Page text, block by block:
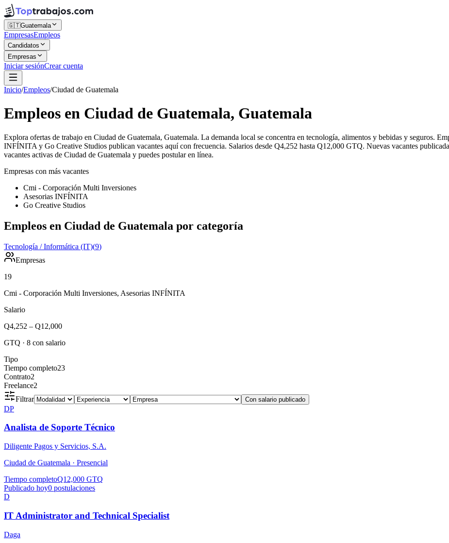
🇬🇹Guatemala
EmpresasEmpleos
Candidatos
Empresas
Iniciar sesiónCrear cuenta
Inicio/Empleos/Ciudad de Guatemala
Empleos en Ciudad de Guatemala, Guatemala
Explora ofertas de trabajo en Ciudad de Guatemala, Guatemala. La demanda local se concentra en tecnología, alimentos y bebidas y seguros.
INFÍNITA y Go Creative Studios publican vacantes aquí con frecuencia. Salarios desde Q4,252 hasta Q12,000 GTQ. Nuevas vacantes
vacantes activas de Ciudad de Guatemala y puedes postular en línea.
Empresas con más vacantes
Cmi - Corporación Multi Inversiones
Asesorias INFÍNITA
Go Creative Studios
Empleos en Ciudad de Guatemala por categoría
Tecnología / Informática (IT)(9)
Empresas
19
Cmi - Corporación Multi Inversiones, Asesorias INFÍNITA
Salario
Q4,252 – Q12,000
GTQ · 8 con salario
Tipo
Tiempo completo23
Contrato2
Freelance2
Filtrar
Con salario publicado
DP
Analista de Soporte Técnico
Diligente Pagos y Servicios, S.A.
Ciudad de Guatemala · Presencial
Tiempo completoQ12,000 GTQ
Publicado hoy0 postulaciones
D
IT Administrator and Technical Specialist
Daga